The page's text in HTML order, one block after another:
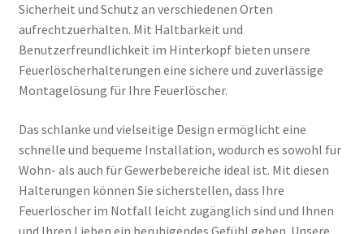
Sicherheit und Schutz an verschiedenen Orten
aufrechtzuerhalten. Mit Haltbarkeit und
Benutzerfreundlichkeit im Hinterkopf bieten unsere
Feuerlöscherhalterungen eine sichere und zuverlässige
Montagelösung für Ihre Feuerlöscher.
Das schlanke und vielseitige Design ermöglicht eine
schnelle und bequeme Installation, wodurch es sowohl für
Wohn- als auch für Gewerbebereiche ideal ist. Mit diesen
Halterungen können Sie sicherstellen, dass Ihre
Feuerlöscher im Notfall leicht zugänglich sind und Ihnen
und Ihren Lieben ein beruhigendes Gefühl geben. Unsere